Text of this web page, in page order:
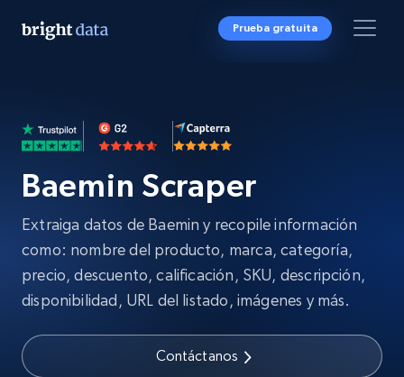
Prueba gratuita
Baemin Scraper
Extraiga datos de Baemin y recopile información
como: nombre del producto, marca, categoría,
precio, descuento, calificación, SKU, descripción,
disponibilidad, URL del listado, imágenes y más.
Contáctanos